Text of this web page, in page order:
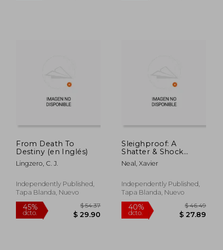
From Death To
Destiny (en Inglés)
Lingzero, C. J.
Independently Published,
Tapa Blanda, Nuevo
Sleighproof: A
Shatter & Shock
Christmas Novella (en
Inglés)
Neal, Xavier
Independently Published,
Tapa Blanda, Nuevo